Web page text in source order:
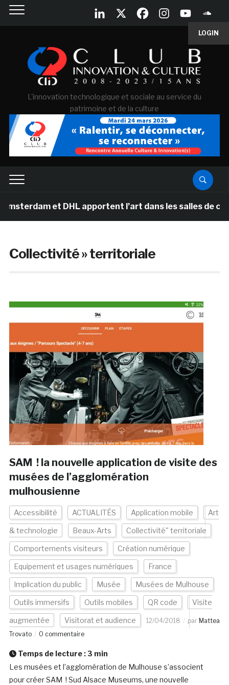
LOGIN
L'innovation technologique et sociale au service du
patrimoine et de la culture
et DHL apportent l’art dans les salles de classe des
Collectivité » territoriale
SAM ! la nouvelle application de visite des
musées de l’agglomération
mulhousienne
Accessibilité ACTUALITÉS Application mobile Art
& technologie Beaux-Arts Collectivité" territoriale
Comportements visiteurs Création numérique
Equipement et usages numériques France
Implication du public Musée Musées de Mulhouse
Outils immersifs Outils mobiles QR code Visite
augmentée Visitorat et audience 12/04/2018 par Mattea
Trovato
0 commentaire
Temps de lecture : 3 min
Les musées et l’agglomération de Mulhouse s’associent
pour créer SAM ! Sud Alsace Museums, une nouvelle